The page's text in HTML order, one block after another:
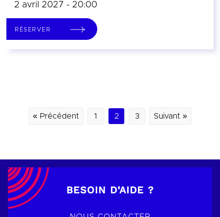
2 avril 2027 - 20:00
RÉSERVER
« Précédent 1 2 3 Suivant »
BESOIN D’AIDE ?